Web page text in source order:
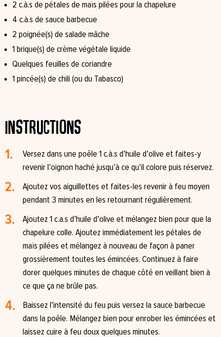
2 c.à.s de pétales de maïs pilées pour la chapelure⁠
4 c.à.s de sauce barbecue⁠
2 poignée(s) de salade mâche⁠
1 brique(s) de crème végétale liquide⁠
Quelques feuilles de coriandre
1 pincée(s) de chili (ou du Tabasco)⁠
Instructions
Versez dans une poêle 1 c.à.s d’huile d’olive et faites-y
revenir l’oignon haché jusqu’à ce qu’il colore puis réservez.
Ajoutez vos aiguillettes et faites-les revenir à feu moyen
pendant 3 minutes en les retournant régulièrement.
Ajoutez 1 c.a.s d’huile d’olive et mélangez bien pour que la
chapelure colle. Ajoutez immédiatement les pétales de
maïs pilées et mélangez à nouveau de façon à paner
grossièrement toutes les émincées. Continuez à faire
dorer quelques minutes de chaque côté en veillant bien à
ce que ça ne brûle pas.⁠
Baissez l’intensité du feu puis versez la sauce barbecue
dans la poêle. Mélangez bien pour enrober les émincées et
laissez cuire à feu doux quelques minutes.⁠